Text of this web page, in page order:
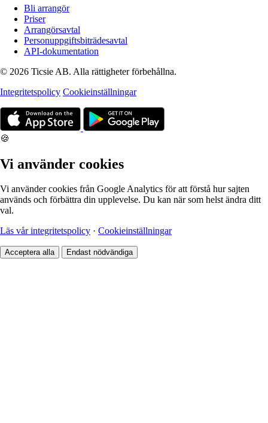
Bli arrangör
Priser
Arrangörsavtal
Personuppgiftsbiträdesavtal
API-dokumentation
© 2026 Ticsie AB. Alla rättigheter förbehållna.
Integritetspolicy Cookieinställningar
🍪
Vi använder cookies
Vi använder cookies från Google Analytics för att förstå hur sajten
används och förbättra din upplevelse. Du kan när som helst ändra ditt
val.
Läs vår integritetspolicy · Cookieinställningar
Acceptera alla Endast nödvändiga